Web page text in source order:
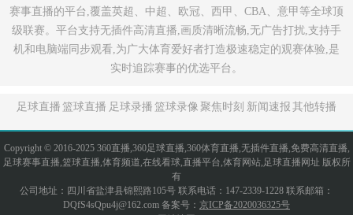
赛事直播的平台,覆盖英超、中超、欧冠、西甲、CBA、意甲等全球顶
级联赛。平台支持无插件高清直播,画质清晰流畅,无广告打扰,支持手
机和电脑端同步观看,为广大体育爱好者打造极速稳定的观赛体验,是
实时追踪赛事的优选平台。
足球直播 篮球直播 足球录播 篮球录像 聚焦时刻 新闻速报 其他转播
Copyright © 2016-2025 360直播,360足球直播,360体育直播,无插件直播,免费高清直播,
足球赛事直播,篮球直播,体育频道,在线看球,直播平台,体育网站,足球直播网址 版权所
有
公司地址：四川省盐津县锦熙路105号 联系电话：147-2339-1228 联系邮箱：
DQfS4sQpu4j@162.com 备案号： 京ICP备2020036325号